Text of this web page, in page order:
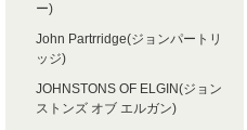
ー)
John Partrridge(ジョンパートリ
ッジ)
JOHNSTONS OF ELGIN(ジョン
ストンズ オブ エルガン)